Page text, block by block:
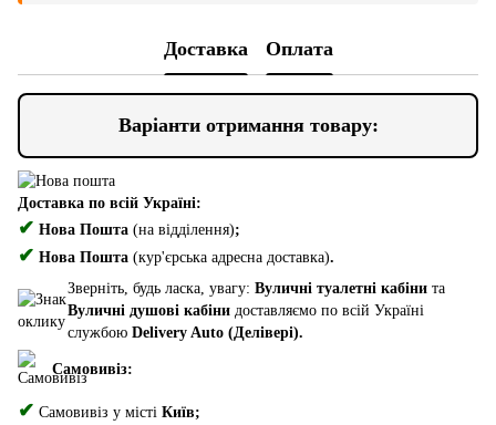
Доставка Оплата
Варіанти отримання товару:
Доставка по всій Україні:
✔ Нова Пошта (на відділення);
✔ Нова Пошта (кур'єрська адресна доставка).
Зверніть, будь ласка, увагу: Вуличні туалетні кабіни та
Вуличні душові кабіни доставляємо по всій Україні
службою Delivery Auto (Делівері).
Самовивіз:
✔ Самовивіз у місті Київ;